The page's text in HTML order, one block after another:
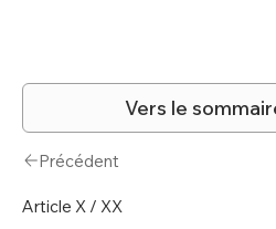
Vers le
Article X / XX
Précédent